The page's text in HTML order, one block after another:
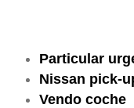
Particular
Nissan pick-
Vendo coche